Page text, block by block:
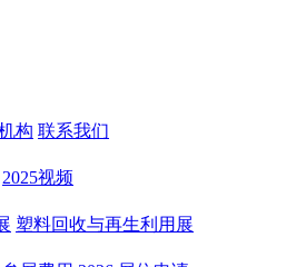
构 联系我们
2025视频
塑料回收与再生利用展